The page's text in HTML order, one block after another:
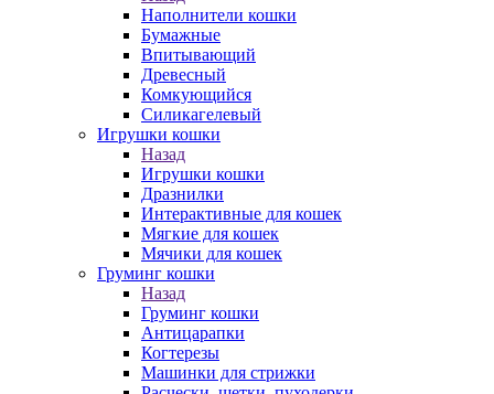
Наполнители кошки
Бумажные
Впитывающий
Древесный
Комкующийся
Силикагелевый
Игрушки кошки
Назад
Игрушки кошки
Дразнилки
Интерактивные для кошек
Мягкие для кошек
Мячики для кошек
Груминг кошки
Назад
Груминг кошки
Антицарапки
Когтерезы
Машинки для стрижки